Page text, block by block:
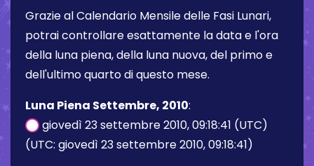
Grazie al Calendario Mensile delle Fasi Lunari,
potrai controllare esattamente la data e l'ora
della luna piena, della luna nuova, del primo e
dell'ultimo quarto di questo mese.
Luna Piena Settembre, 2010:
giovedì 23 settembre 2010, 09:18:41 (UTC)
(UTC: giovedì 23 settembre 2010, 09:18:41)